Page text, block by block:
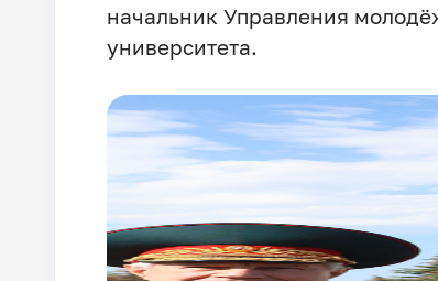
начальник Управления
университета.